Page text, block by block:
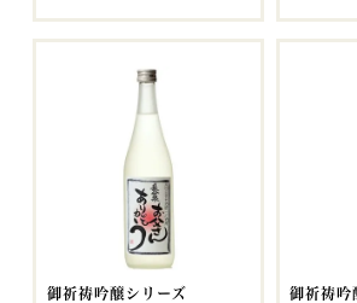
御祈祷吟醸シリーズ 御祈祷吟